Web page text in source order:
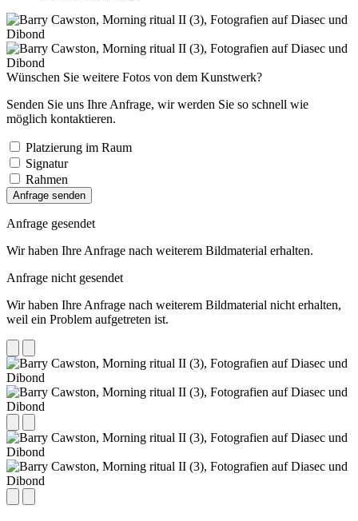
Wünschen Sie weitere Fotos von dem Kunstwerk?
Senden Sie uns Ihre Anfrage, wir werden Sie so schnell wie
möglich kontaktieren.
Platzierung im Raum
Signatur
Rahmen
Anfrage senden
Anfrage gesendet
Wir haben Ihre Anfrage nach weiterem Bildmaterial erhalten.
Anfrage nicht gesendet
Wir haben Ihre Anfrage nach weiterem Bildmaterial nicht erhalten,
weil ein Problem aufgetreten ist.